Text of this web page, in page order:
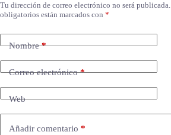
Tu dirección de correo electrónico no será publicada.
obligatorios están marcados con *
Nombre*
Correo electrónico*
Web
Añadir comentario *